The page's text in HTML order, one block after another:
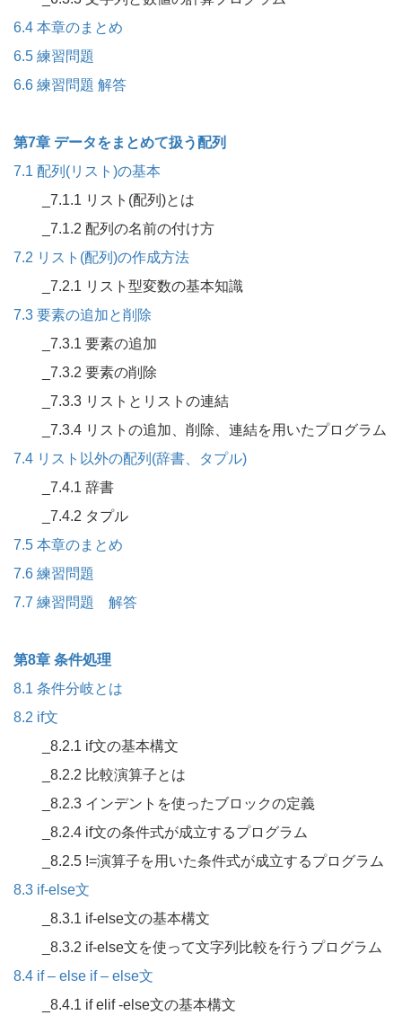
6.4 本章のまとめ
6.5 練習問題
6.6 練習問題 解答
第7章 データをまとめて扱う配列
7.1 配列(リスト)の基本
_7.1.1 リスト(配列)とは
_7.1.2 配列の名前の付け方
7.2 リスト(配列)の作成方法
_7.2.1 リスト型変数の基本知識
7.3 要素の追加と削除
_7.3.1 要素の追加
_7.3.2 要素の削除
_7.3.3 リストとリストの連結
_7.3.4 リストの追加、削除、連結を用いたプログラム
7.4 リスト以外の配列(辞書、タプル)
_7.4.1 辞書
_7.4.2 タプル
7.5 本章のまとめ
7.6 練習問題
7.7 練習問題 解答
第8章 条件処理
8.1 条件分岐とは
8.2 if文
_8.2.1 if文の基本構文
_8.2.2 比較演算子とは
_8.2.3 インデントを使ったブロックの定義
_8.2.4 if文の条件式が成立するプログラム
_8.2.5 !=演算子を用いた条件式が成立するプログラム
8.3 if-else文
_8.3.1 if-else文の基本構文
_8.3.2 if-else文を使って文字列比較を行うプログラム
8.4 if – else if – else文
_8.4.1 if elif -else文の基本構文